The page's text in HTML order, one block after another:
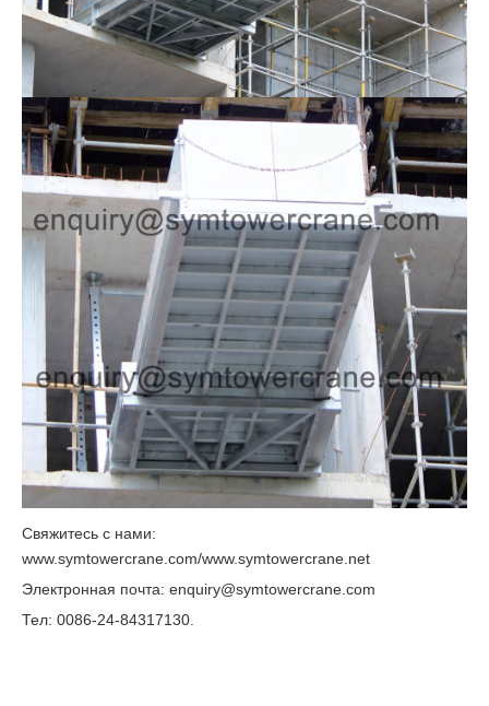
Свяжитесь с нами:
www.symtowercrane.com/www.symtowercrane.net
Электронная почта: enquiry@symtowercrane.com
Тел: 0086-24-84317130.